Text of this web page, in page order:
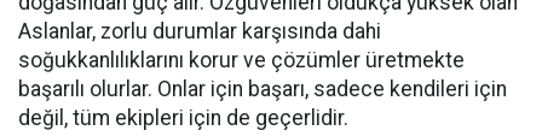
Aslanlar, zorlu durumlar karşısında dahi
soğukkanlılıklarını korur ve çözümler üretmekte
başarılı olurlar. Onlar için başarı, sadece kendileri için
değil, tüm ekipleri için de geçerlidir.